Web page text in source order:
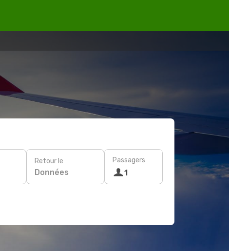
Retour le
Données
Passagers
1